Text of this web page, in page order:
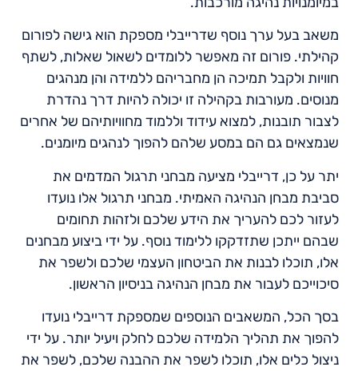
משאב בעל ערך נוסף שדרייבלי מספקת הוא גישה לפורום
קהילתי. פורום זה מאפשר ללומדים לשאול שאלות, לשתף
חוויות ולקבל תמיכה הן מחבריהם ללמידה והן מנהגים
מנוסים. מעורבות בקהילה זו יכולה להיות דרך נהדרת
לצבור תובנות, למצוא עידוד וללמוד מחוויותיהם של אחרים
שנמצאים גם הם במסע שלהם להפוך לנהגים מיומנים.
יתר על כן, דרייבלי מציעה מבחני תרגול המדמים את
סביבת מבחן הנהיגה האמיתי. מבחני תרגול אלו נועדו
לעזור לכם להעריך את הידע שלכם ולזהות תחומים
שבהם ייתכן שתזדקקו ללימוד נוסף. על ידי ביצוע מבחנים
אלו, תוכלו לבנות את הביטחון העצמי שלכם ולשפר את
סיכוייכם לעבור את מבחן הנהיגה בניסיון הראשון.
בסך הכל, המשאבים הנוספים שמספקת דרייבלי נועדו
להפוך את תהליך הלמידה שלכם לחלק ויעיל יותר. על ידי
ניצול כלים אלו, תוכלו לשפר את ההבנה שלכם, לשפר את